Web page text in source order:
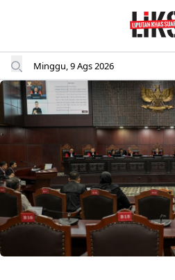
Minggu, 9 Ags 2026